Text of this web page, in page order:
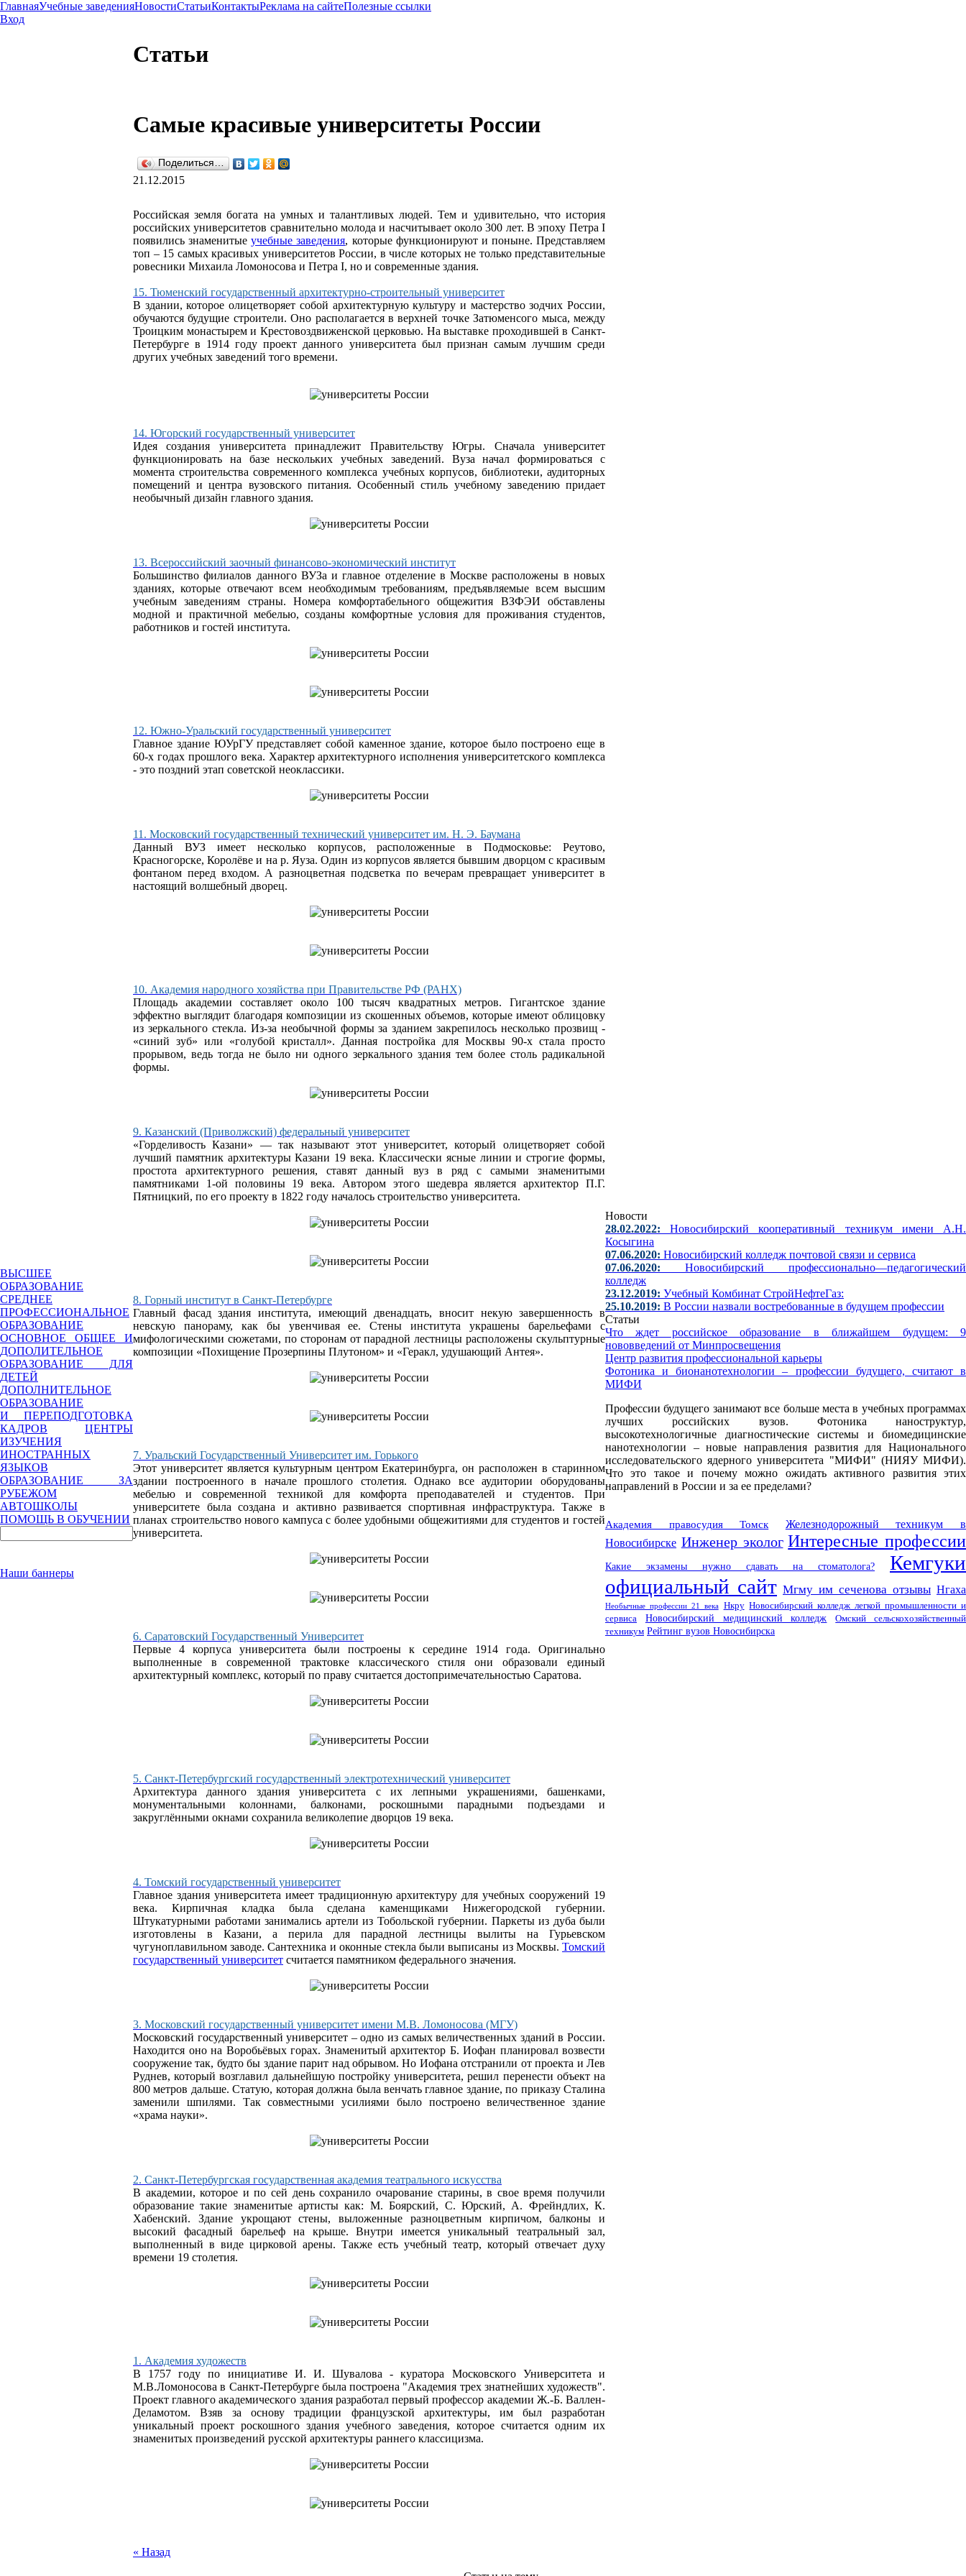
ГлавнаяУчебные заведенияНовостиСтатьиКонтактыРеклама на сайтеПолезные ссылки
Вход
ВЫСШЕЕ
ОБРАЗОВАНИЕ
СРЕДНЕЕ
ПРОФЕССИОНАЛЬНОЕ
ОБРАЗОВАНИЕ
ОСНОВНОЕ ОБЩЕЕ И
ДОПОЛИТЕЛЬНОЕ
ОБРАЗОВАНИЕ ДЛЯ
ДЕТЕЙ
ДОПОЛНИТЕЛЬНОЕ
ОБРАЗОВАНИЕ
И ПЕРЕПОДГОТОВКА
КАДРОВ
ЦЕНТРЫ
ИЗУЧЕНИЯ
ИНОСТРАННЫХ
ЯЗЫКОВ
ОБРАЗОВАНИЕ ЗА
РУБЕЖОМ
АВТОШКОЛЫ
ПОМОЩЬ В ОБУЧЕНИИ
Наши баннеры
Статьи
Самые красивые университеты Роcсии
Поделиться…
21.12.2015
Российская земля богата на умных и талантливых людей. Тем и удивительно, что история
российских университетов сравнительно молода и насчитывает около 300 лет. В эпоху Петра I
появились знаменитыеучебные заведения, которые функционируют и поныне. Представляем
топ – 15 самых красивых университетов России, в числе которых не только представительные
ровесники Михаила Ломоносова и Петра I, но и современные здания.
15. Тюменский государственный архитектурно-строительный университет
В здании, которое олицетворяет собой архитектурную культуру и мастерство зодчих России,
обучаются будущие строители. Оно располагается в верхней точке Затюменсого мыса, между
Троицким монастырем и Крестовоздвиженской церковью. На выставке проходившей в Санкт-
Петербурге в 1914 году проект данного университета был признан самым лучшим среди
других учебных заведений того времени.
14. Югорский государственный университет
Идея создания университета принадлежит Правительству Югры. Сначала университет
функционировать на базе нескольких учебных заведений. Вуза начал формироваться с
момента строительства современного комплекса учебных корпусов, библиотеки, аудиторных
помещений и центра вузовского питания. Особенный стиль учебному заведению придает
необычный дизайн главного здания.
13. Всероссийский заочный финансово-экономический институт
Большинство филиалов данного ВУЗа и главное отделение в Москве расположены в новых
зданиях, которые отвечают всем необходимым требованиям, предъявляемые всем высшим
учебным заведениям страны. Номера комфортабельного общежития ВЗФЭИ обставлены
модной и практичной мебелью, созданы комфортные условия для проживания студентов,
работников и гостей института.
12. Южно-Уральский государственный университет
Главное здание ЮУрГУ представляет собой каменное здание, которое было построено еще в
60-х годах прошлого века. Характер архитектурного исполнения университетского комплекса
- это поздний этап советской неоклассики.
11. Московский государственный технический университет им. Н. Э. Баумана
Данный ВУЗ имеет несколько корпусов, расположенные в Подмосковье: Реутово,
Красногорске, Королёве и на р. Яуза. Один из корпусов является бывшим дворцом с красивым
фонтаном перед входом. А разноцветная подсветка по вечерам превращает университет в
настоящий волшебный дворец.
10. Академия народного хозяйства при Правительстве РФ (РАНХ)
Площадь академии составляет около 100 тысяч квадратных метров. Гигантское здание
эффектно выглядит благодаря композиции из скошенных объемов, которые имеют облицовку
из зеркального стекла. Из-за необычной формы за зданием закрепилось несколько прозвищ -
«синий зуб» или «голубой кристалл». Данная постройка для Москвы 90-х стала просто
прорывом, ведь тогда не было ни одного зеркального здания тем более столь радикальной
формы.
9. Казанский (Приволжский) федеральный университет
«Горделивость Казани» — так называют этот университет, который олицетворяет собой
лучший памятник архитектуры Казани 19 века. Классически ясные линии и строгие формы,
простота архитектурного решения, ставят данный вуз в ряд с самыми знаменитыми
памятниками 1-ой половины 19 века. Автором этого шедевра является архитектор П.Г.
Пятницкий, по его проекту в 1822 году началось строительство университета.
8. Горный институт в Санкт-Петербурге
Главный фасад здания института, имеющий двенадцать, вносит некую завершенность в
невскую панораму, как бы увенчивая ее. Стены института украшены барельефами с
мифологическими сюжетами, по сторонам от парадной лестницы расположены скульптурные
композиции «Похищение Прозерпины Плутоном» и «Геракл, удушающий Антея».
7. Уральский Государственный Университет им. Горького
Этот университет является культурным центром Екатеринбурга, он расположен в старинном
здании построенного в начале прошлого столетия. Однако все аудитории оборудованы
мебелью и современной техникой для комфорта преподавателей и студентов. При
университете была создана и активно развивается спортивная инфраструктура. Также в
планах строительство нового кампуса с более удобными общежитиями для студентов и гостей
университета.
6. Саратовский Государственный Университет
Первые 4 корпуса университета были построены к середине 1914 года. Оригинально
выполненные в современной трактовке классического стиля они образовали единый
архитектурный комплекс, который по праву считается достопримечательностью Саратова.
5. Санкт-Петербургский государственный электротехнический университет
Архитектура данного здания университета с их лепными украшениями, башенками,
монументальными колоннами, балконами, роскошными парадными подъездами и
закруглёнными окнами сохранила великолепие дворцов 19 века.
4. Томский государственный университет
Главное здания университета имеет традиционную архитектуру для учебных сооружений 19
века. Кирпичная кладка была сделана каменщиками Нижегородской губернии.
Штукатурными работами занимались артели из Тобольской губернии. Паркеты из дуба были
изготовлены в Казани, а перила для парадной лестницы вылиты на Гурьевском
чугуноплавильном заводе. Сантехника и оконные стекла были выписаны из Москвы. Томский
государственный университет считается памятником федерального значения.
3. Московский государственный университет имени М.В. Ломоносова (МГУ)
Московский государственный университет – одно из самых величественных зданий в России.
Находится оно на Воробьёвых горах. Знаменитый архитектор Б. Иофан планировал возвести
сооружение так, будто бы здание парит над обрывом. Но Иофана отстранили от проекта и Лев
Руднев, который возглавил дальнейшую постройку университета, решил перенести объект на
800 метров дальше. Статую, которая должна была венчать главное здание, по приказу Сталина
заменили шпилями. Так совместными усилиями было построено величественное здание
«храма науки».
2. Санкт-Петербургская государственная академия театрального искусства
В академии, которое и по сей день сохранило очарование старины, в свое время получили
образование такие знаменитые артисты как: М. Боярский, С. Юрский, А. Фрейндлих, К.
Хабенский. Здание укрощают стены, выложенные разноцветным кирпичом, балконы и
высокий фасадный барельеф на крыше. Внутри имеется уникальный театральный зал,
выполненный в виде цирковой арены. Также есть учебный театр, который отвечает духу
времени 19 столетия.
1. Академия художеств
В 1757 году по инициативе И. И. Шувалова - куратора Московского Университета и
М.В.Ломоносова в Санкт-Петербурге была построена "Академия трех знатнейших художеств".
Проект главного академического здания разработал первый профессор академии Ж.-Б. Валлен-
Деламотом. Взяв за основу традиции французской архитектуры, им был разработан
уникальный проект роскошного здания учебного заведения, которое считается одним их
знаменитых произведений русской архитектуры раннего классицизма.
« Назад
Новости
28.02.2022:
Новосибирский кооперативный техникум имени А.Н.
Косыгина
07.06.2020: Новосибирский колледж почтовой связи и сервиса
07.06.2020:
Новосибирский профессионально—педагогический
колледж
23.12.2019: Учебный Комбинат СтройНефтеГаз:
25.10.2019: В России назвали востребованные в будущем профессии
Статьи
Что ждет российское образование в ближайшем будущем: 9
нововведений от Минпросвещения
Центр развития профессиональной карьеры
Фотоника и бионанотехнологии – профессии будущего, считают в
МИФИ
Профессии будущего занимают все больше места в учебных программах
лучших российских вузов. Фотоника наноструктур,
высокотехнологичные диагностические системы и биомедицинские
нанотехнологии – новые направления развития для Национального
исследовательского ядерного университета "МИФИ" (НИЯУ МИФИ).
Что это такое и почему можно ожидать активного развития этих
направлений в России и за ее пределами?
Академия правосудия Томск
Железнодорожный техникум в
Новосибирске Инженер эколог Интересные профессии
Какие экзамены нужно сдавать на стоматолога?
Кемгуки
официальный сайт Мгму им сеченова отзывы Нгаха
Необычные профессии 21 века Нкру Новосибирский колледж легкой промышленности и
сервиса
Новосибирский медицинский колледж
Омский сельскохозяйственный
техникум Рейтинг вузов Новосибирска